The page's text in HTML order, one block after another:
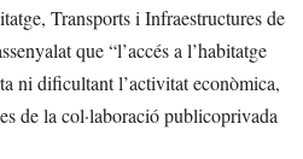
Transports i Infraestructures de
que “l’accés a l’habitatge
ni dificultant l’activitat econòmica,
de la col·laboració publicoprivada